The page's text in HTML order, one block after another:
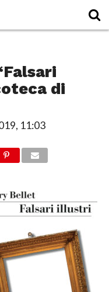
di
11:03